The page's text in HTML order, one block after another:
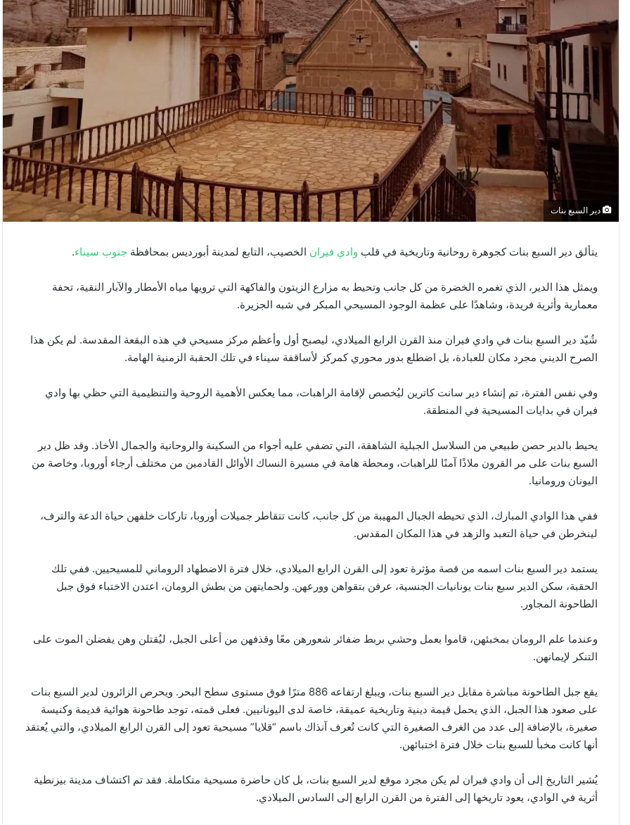
دير السبع بنات
يتألق دير السبع بنات كجوهرة روحانية وتاريخية في قلب وادي فيران الخصيب، التابع لمدينة أبورديس بمحافظة جنوب سيناء.
ويمثل هذا الدير، الذي تغمره الخضرة من كل جانب وتحيط به مزارع الزيتون والفاكهة التي ترويها مياه الأمطار والآبار النقية، تحفة
معمارية وأثرية فريدة، وشاهدًا على عظمة الوجود المسيحي المبكر في شبه الجزيرة.
شُيّد دير السبع بنات في وادي فيران منذ القرن الرابع الميلادي، ليصبح أول وأعظم مركز مسيحي في هذه البقعة المقدسة. لم يكن هذا
الصرح الديني مجرد مكان للعبادة، بل اضطلع بدور محوري كمركز لأساقفة سيناء في تلك الحقبة الزمنية الهامة.
وفي نفس الفترة، تم إنشاء دير سانت كاترين ليُخصص لإقامة الراهبات، مما يعكس الأهمية الروحية والتنظيمية التي حظي بها وادي
فيران في بدايات المسيحية في المنطقة.
يحيط بالدير حصن طبيعي من السلاسل الجبلية الشاهقة، التي تضفي عليه أجواء من السكينة والروحانية والجمال الأخاذ. وقد ظل دير
السبع بنات على مر القرون ملاذًا آمنًا للراهبات، ومحطة هامة في مسيرة النساك الأوائل القادمين من مختلف أرجاء أوروبا، وخاصة من
اليونان ورومانيا.
ففي هذا الوادي المبارك، الذي تحيطه الجبال المهيبة من كل جانب، كانت تتقاطر جميلات أوروبا، تاركات خلفهن حياة الدعة والترف،
لينخرطن في حياة التعبد والزهد في هذا المكان المقدس.
يستمد دير السبع بنات اسمه من قصة مؤثرة تعود إلى القرن الرابع الميلادي، خلال فترة الاضطهاد الروماني للمسيحيين. ففي تلك
الحقبة، سكن الدير سبع بنات يونانيات الجنسية، عرفن بتقواهن وورعهن. ولحمايتهن من بطش الرومان، اعتدن الاختباء فوق جبل
الطاحونة المجاور.
وعندما علم الرومان بمخبئهن، قاموا بعمل وحشي بربط ضفائر شعورهن معًا وقذفهن من أعلى الجبل، ليُقتلن وهن يفضلن الموت على
التنكر لإيمانهن.
يقع جبل الطاحونة مباشرة مقابل دير السبع بنات، ويبلغ ارتفاعه 886 مترًا فوق مستوى سطح البحر. ويحرص الزائرون لدير السبع بنات
على صعود هذا الجبل، الذي يحمل قيمة دينية وتاريخية عميقة، خاصة لدى اليونانيين. فعلى قمته، توجد طاحونة هوائية قديمة وكنيسة
صغيرة، بالإضافة إلى عدد من الغرف الصغيرة التي كانت تُعرف آنذاك باسم “قلايا” مسيحية تعود إلى القرن الرابع الميلادي، والتي يُعتقد
أنها كانت مخبأ للسبع بنات خلال فترة اختبائهن.
يُشير التاريخ إلى أن وادي فيران لم يكن مجرد موقع لدير السبع بنات، بل كان حاضرة مسيحية متكاملة. فقد تم اكتشاف مدينة بيزنطية
أثرية في الوادي، يعود تاريخها إلى الفترة من القرن الرابع إلى السادس الميلادي.